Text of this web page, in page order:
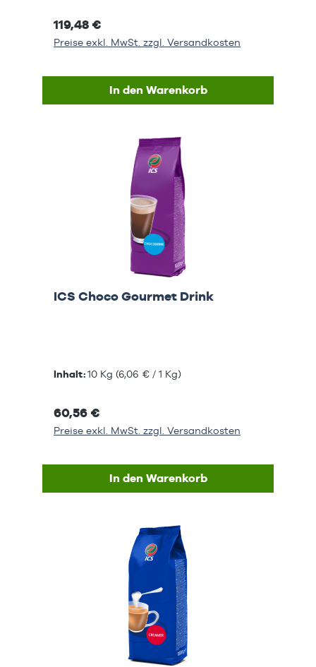
119,48 €
Preise exkl. MwSt. zzgl. Versandkosten
In den Warenkorb
ICS Choco Gourmet Drink
Inhalt:10 Kg (6,06 € / 1 Kg)
60,56 €
Preise exkl. MwSt. zzgl. Versandkosten
In den Warenkorb